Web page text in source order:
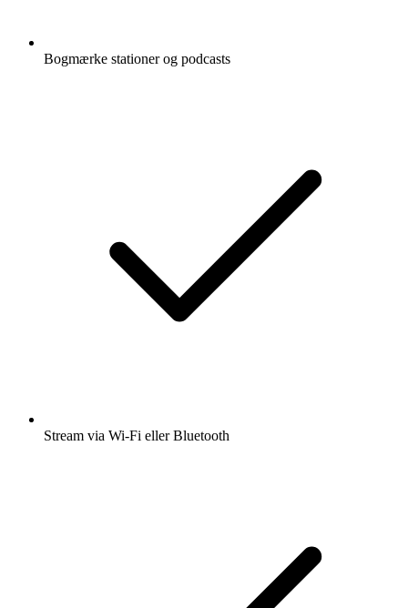
Bogmærke stationer og podcasts
Stream via Wi-Fi eller Bluetooth